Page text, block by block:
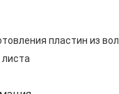
пластин из